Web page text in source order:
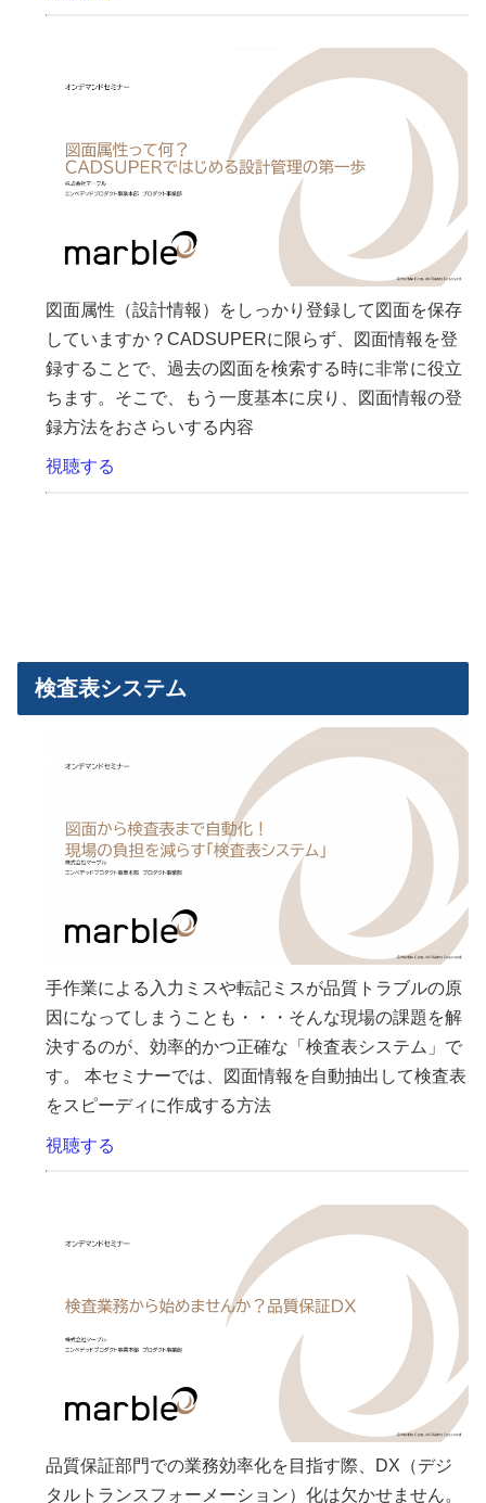
図面属性（設計情報）をしっかり登録して図面を保存
していますか？CADSUPERに限らず、図面情報を登
録することで、過去の図面を検索する時に非常に役立
ちます。そこで、もう一度基本に戻り、図面情報の登
録方法をおさらいする内容
視聴する
検査表システム
手作業による入力ミスや転記ミスが品質トラブルの原
因になってしまうことも・・・そんな現場の課題を解
決するのが、効率的かつ正確な「検査表システム」で
す。 本セミナーでは、図面情報を自動抽出して検査表
をスピーディに作成する方法
視聴する
品質保証部門での業務効率化を目指す際、DX（デジ
タルトランスフォーメーション）化は欠かせません。